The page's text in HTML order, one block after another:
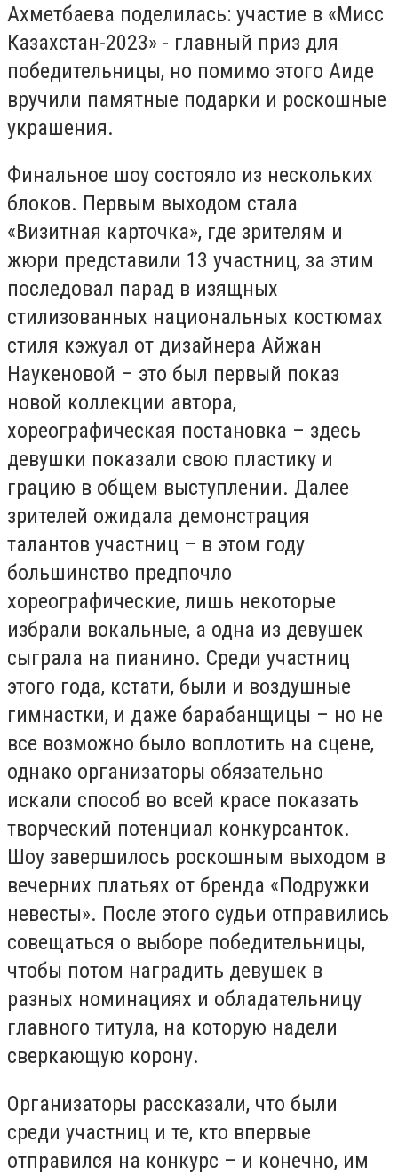
Ахметбаева поделилась: участие в «Мисс
Казахстан-2023» - главный приз для
победительницы, но помимо этого Аиде
вручили памятные подарки и роскошные
украшения.
Финальное шоу состояло из нескольких
блоков. Первым выходом стала
«Визитная карточка», где зрителям и
жюри представили 13 участниц, за этим
последовал парад в изящных
стилизованных национальных костюмах
стиля кэжуал от дизайнера Айжан
Наукеновой – это был первый показ
новой коллекции автора,
хореографическая постановка – здесь
девушки показали свою пластику и
грацию в общем выступлении. Далее
зрителей ожидала демонстрация
талантов участниц – в этом году
большинство предпочло
хореографические, лишь некоторые
избрали вокальные, а одна из девушек
сыграла на пианино. Среди участниц
этого года, кстати, были и воздушные
гимнастки, и даже барабанщицы – но не
все возможно было воплотить на сцене,
однако организаторы обязательно
искали способ во всей красе показать
творческий потенциал конкурсанток.
Шоу завершилось роскошным выходом в
вечерних платьях от бренда «Подружки
невесты». После этого судьи отправились
совещаться о выборе победительницы,
чтобы потом наградить девушек в
разных номинациях и обладательницу
главного титула, на которую надели
сверкающую корону.
Организаторы рассказали, что были
среди участниц и те, кто впервые
отправился на конкурс – и конечно, им